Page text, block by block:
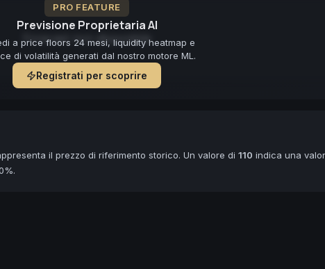
PRO FEATURE
Previsione Proprietaria AI
a price floors 24 mesi, liquidity heatmap e
di volatilità generati dal nostro motore ML.
Registrati per scoprire
Forecast non disponibile
il prezzo di riferimento storico. Un valore di 110 indica una